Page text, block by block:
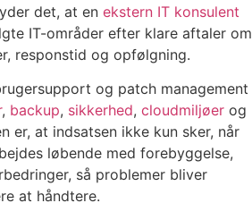
det, at en ekstern IT konsulent
IT-områder efter klare aftaler om
responstid og opfølgning.
og patch management
, backup, sikkerhed, cloudmiljøer og
er, at indsatsen ikke kun sker, når
løbende med forebyggelse,
så problemer bliver
at håndtere.